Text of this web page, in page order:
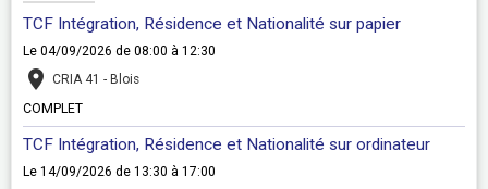
TCF Intégration, Résidence et Nationalité sur papier
Le 04/09/2026 de 08:00 à 12:30
CRIA 41 - Blois
COMPLET
TCF Intégration, Résidence et Nationalité sur ordinateur
Le 14/09/2026 de 13:30 à 17:00